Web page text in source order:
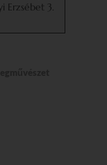
Erzsébet 3.